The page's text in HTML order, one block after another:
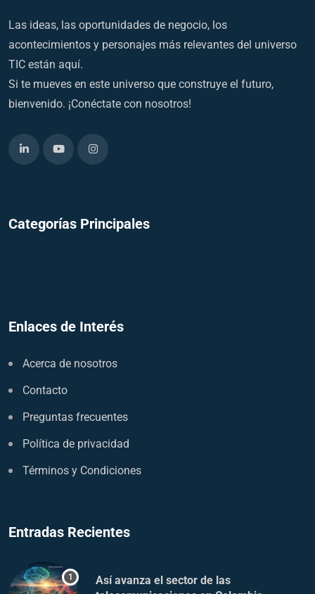
Las ideas, las oportunidades de negocio, los
acontecimientos y personajes más relevantes del universo
TIC están aquí.
Si te mueves en este universo que construye el futuro,
bienvenido. ¡Conéctate con nosotros!
Categorías Principales
Enlaces de Interés
Acerca de nosotros
Contacto
Preguntas frecuentes
Política de privacidad
Términos y Condiciones
Entradas Recientes
Así avanza el sector de las